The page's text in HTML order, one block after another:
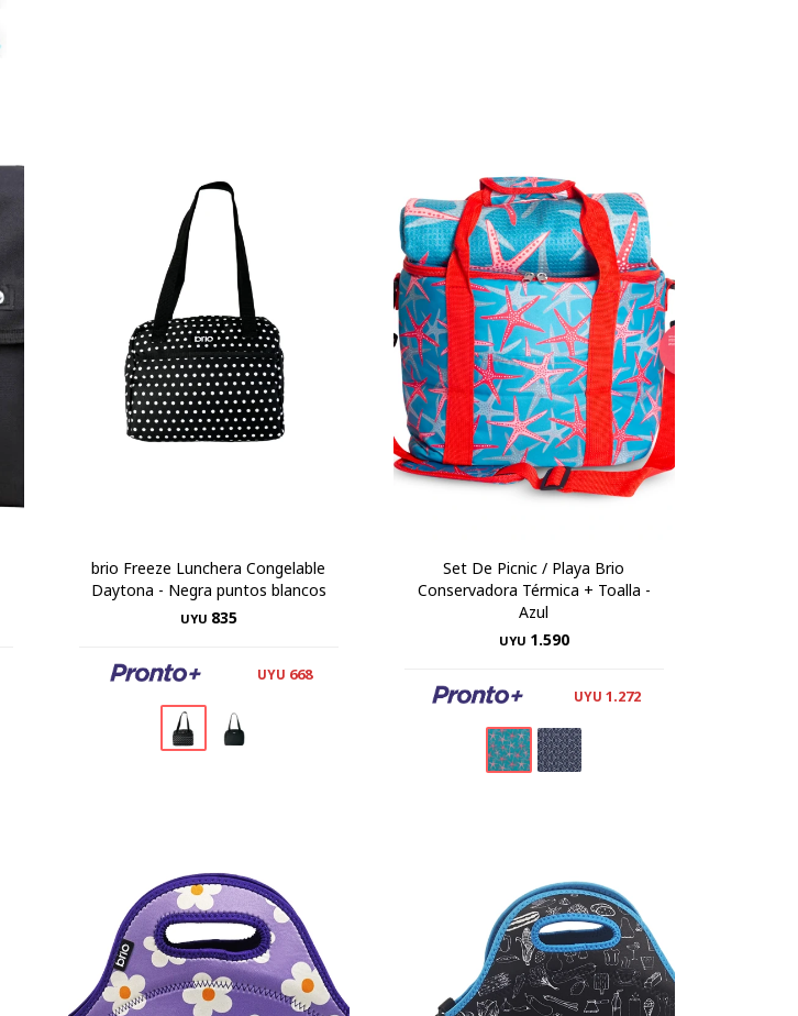
brio Freeze Lunchera Congelable
Daytona - Negra puntos blancos
UYU 835
UYU 668
Set De Picnic / Playa Brio
Conservadora Térmica + Toalla -
Azul
UYU 1.590
UYU 1.272